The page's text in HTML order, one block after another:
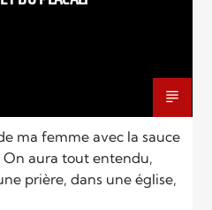
ma femme avec la sauce
aura tout entendu,
prière, dans une église,